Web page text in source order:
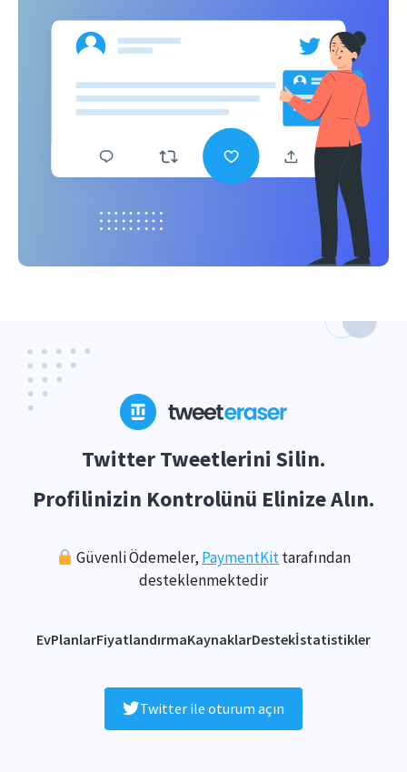
Twitter Tweetlerini Silin.
Profilinizin Kontrolünü Elinize Alın.
Güvenli Ödemeler, PaymentKittarafından
desteklenmektedir
EvPlanlarFiyatlandırmaKaynaklarDestekİstatistikler
Twitter ile oturum açın